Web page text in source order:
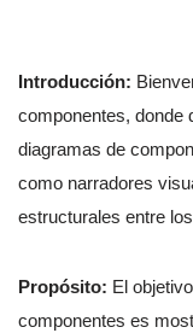
Introducción:
componentes, donde
diagramas de
como narradores
estructurales entre
Propósito: El
componentes es